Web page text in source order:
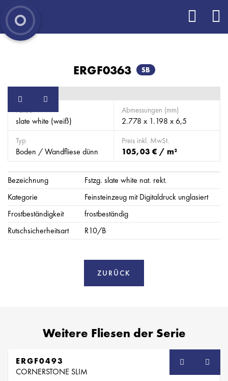
ERGF0363 SB
Farbe
slate white (weiß)
Abmessungen (mm)
2.778 x 1.198 x 6,5
Typ
Boden / Wandfliese dünn
Preis inkl. MwSt.
105,03 € / m²
Bezeichnung
Fstzg. slate white nat. rekt.
Kategorie
Feinsteinzeug mit Digitaldruck unglasiert
Frostbeständigkeit
frostbeständig
Rutschsicherheitsart
R10/B
ZURÜCK
Weitere Fliesen der Serie
SB
ERGF0493
CORNERSTONE SLIM